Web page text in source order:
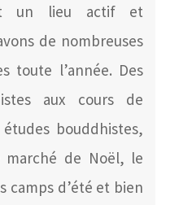
un lieu actif et
de nombreuses
toute l’année. Des
aux cours de
bouddhistes,
de Noël, le
camps d’été et bien